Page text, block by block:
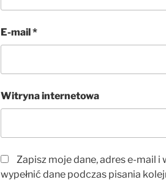
E-mail*
Witryna internetowa
Zapisz moje dane, adres e-mail
wypełnić dane podczas pisania